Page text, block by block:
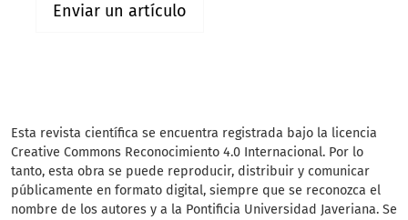
Enviar un artículo
Esta revista científica se encuentra registrada bajo la licencia
Creative Commons Reconocimiento 4.0 Internacional. Por lo
tanto, esta obra se puede reproducir, distribuir y comunicar
públicamente en formato digital, siempre que se reconozca el
nombre de los autores y a la Pontificia Universidad Javeriana. Se